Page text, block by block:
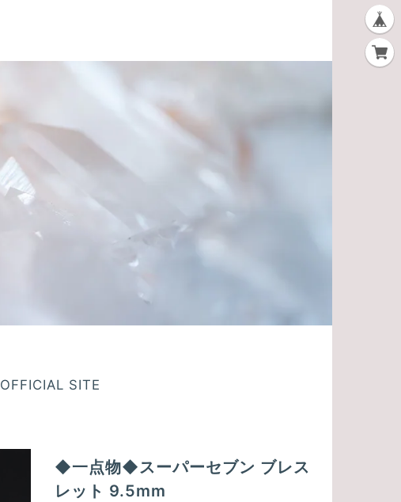
OFFICIAL SITE
◆一点物◆スーパーセブン ブレス
レット 9.5mm